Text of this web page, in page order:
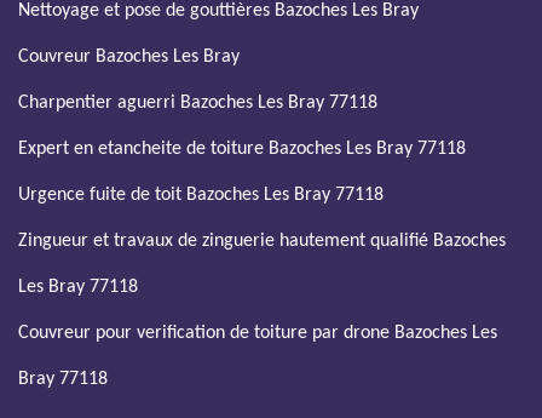
Nettoyage et pose de gouttières Bazoches Les Bray
Couvreur Bazoches Les Bray
Charpentier aguerri Bazoches Les Bray 77118
Expert en etancheite de toiture Bazoches Les Bray 77118
Urgence fuite de toit Bazoches Les Bray 77118
Zingueur et travaux de zinguerie hautement qualifié Bazoches
Les Bray 77118
Couvreur pour verification de toiture par drone Bazoches Les
Bray 77118